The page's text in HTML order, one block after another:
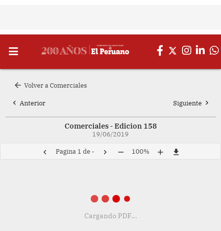
arrow_back Volver a Comerciales
chevron_left Anterior Siguiente chevron_right
Comerciales - Edicion 158
19/06/2019
chevron_left Pagina 1 de- chevron_right remove 100% add file_download
Cargando PDF...